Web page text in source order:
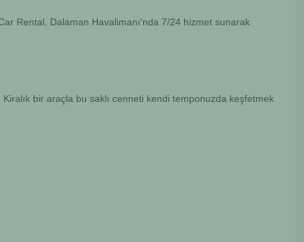
Rental, Dalaman Havalimanı'nda 7/24 hizmet sunarak
bir araçla bu saklı cenneti kendi temponuzda keşfetmek